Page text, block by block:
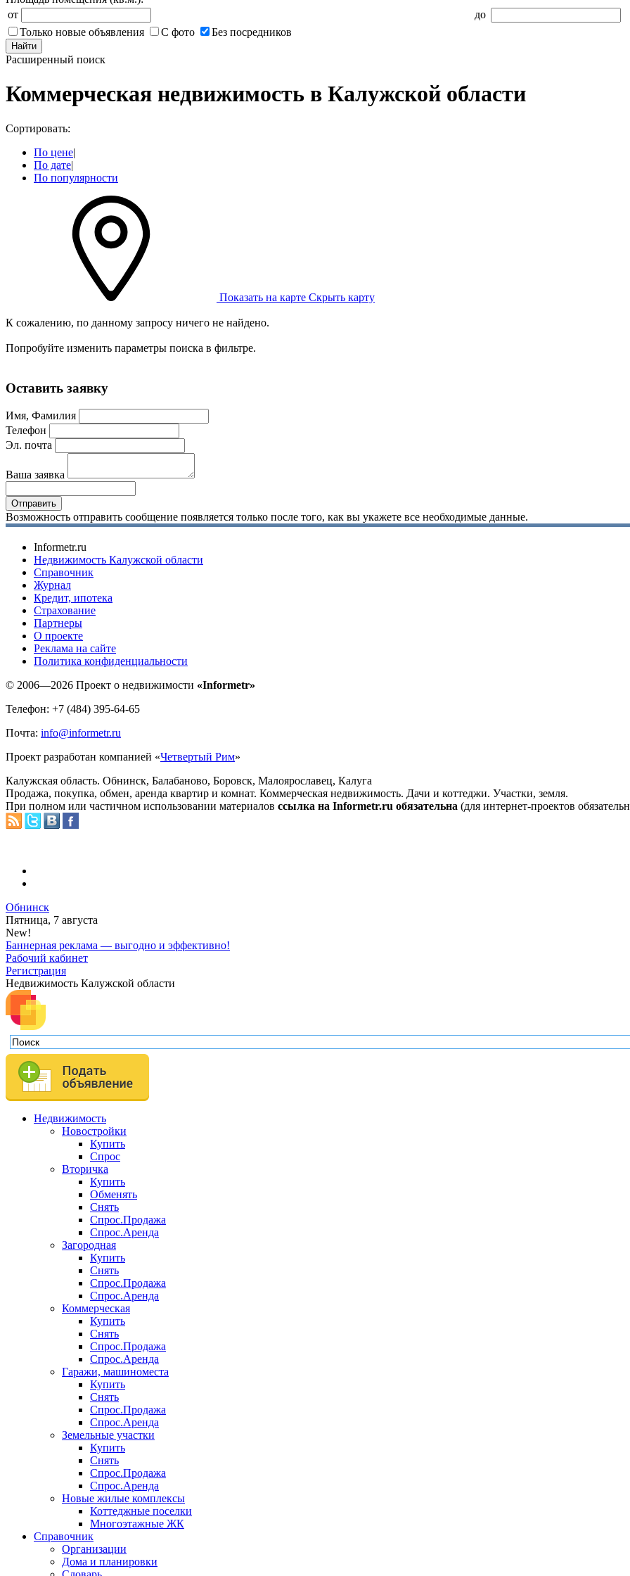
от
до
Только новые объявления
С фото Без посредников
Найти
Расширенный поиск
Коммерческая недвижимость в Калужской области
Сортировать:
По цене|
По дате|
По популярности
Показать на карте Скрыть карту
К сожалению, по данному запросу ничего не найдено.
Попробуйте изменить параметры поиска в фильтре.
Оставить заявку
Имя, Фамилия
Телефон
Эл. почта
Ваша заявка
Возможность отправить сообщение появляется только после того, как вы укажете все необходимые данные.
Informetr.ru
Недвижимость Калужской области
Справочник
Журнал
Кредит, ипотека
Страхование
Партнеры
O проекте
Реклама на сайте
Политика конфиденциальности
© 2006—2026 Проект о недвижимости «Informetr»
Телефон: +7 (484) 395-64-65
Почта: info@informetr.ru
Проект разработан компанией «Четвертый Рим»
Калужская область. Обнинск, Балабаново, Боровск, Малоярославец, Калуга
Продажа, покупка, обмен, аренда квартир и комнат. Коммерческая недвижимость. Дачи и коттеджи. Участки, земля.
При полном или частичном использовании материалов ссылка на Informetr.ru обязательна (для интернет-проектов
Обнинск
Пятница, 7 августа
New!
Баннерная реклама — выгодно и эффективно!
Рабочий кабинет
Регистрация
Недвижимость Калужской области
Недвижимость
Новостройки
Купить
Спрос
Вторичка
Купить
Обменять
Снять
Спрос.Продажа
Спрос.Аренда
Загородная
Купить
Снять
Спрос.Продажа
Спрос.Аренда
Коммерческая
Купить
Снять
Спрос.Продажа
Спрос.Аренда
Гаражи, машиноместа
Купить
Снять
Спрос.Продажа
Спрос.Аренда
Земельные участки
Купить
Снять
Спрос.Продажа
Спрос.Аренда
Новые жилые комплексы
Коттеджные поселки
Многоэтажные ЖК
Справочник
Организации
Дома и планировки